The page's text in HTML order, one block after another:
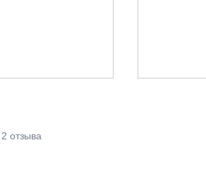
2 отзыва